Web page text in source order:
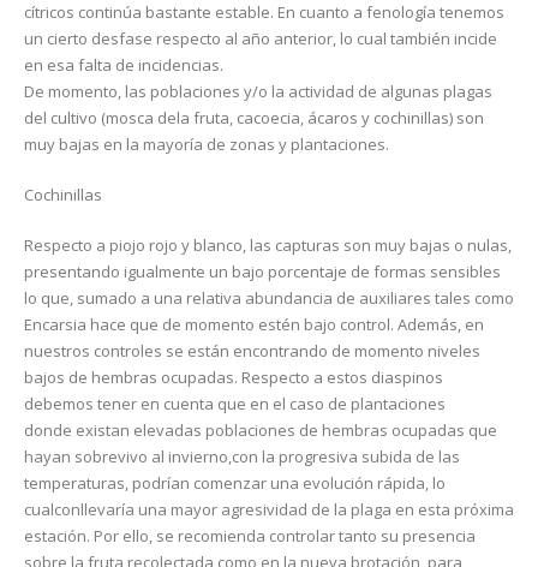
cítricos continúa bastante estable. En cuanto a fenología tenemos
un cierto desfase respecto al año anterior, lo cual también incide
en esa falta de incidencias.
De momento, las poblaciones y/o la actividad de algunas plagas
del cultivo (mosca dela fruta, cacoecia, ácaros y cochinillas) son
muy bajas en la mayoría de zonas y plantaciones.
Cochinillas
Respecto a piojo rojo y blanco, las capturas son muy bajas o nulas,
presentando igualmente un bajo porcentaje de formas sensibles
lo que, sumado a una relativa abundancia de auxiliares tales como
Encarsia hace que de momento estén bajo control. Además, en
nuestros controles se están encontrando de momento niveles
bajos de hembras ocupadas. Respecto a estos diaspinos
debemos tener en cuenta que en el caso de plantaciones
donde existan elevadas poblaciones de hembras ocupadas que
hayan sobrevivo al invierno,con la progresiva subida de las
temperaturas, podrían comenzar una evolución rápida, lo
cualconllevaría una mayor agresividad de la plaga en esta próxima
estación. Por ello, se recomienda controlar tanto su presencia
sobre la fruta recolectada como en la nueva brotación, para